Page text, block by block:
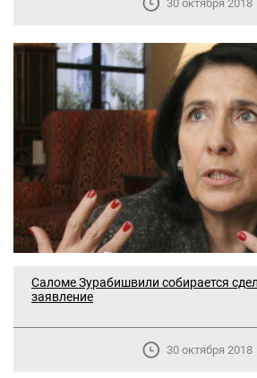
30 октября 2018
Саломе Зурабишвили собирается
заявление
30 октября 2018